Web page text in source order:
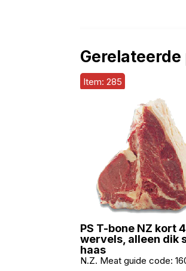
Item: 285
PS T-bone NZ kort 4
wervels, alleen dik
haas
N.Z. Meat guide code: